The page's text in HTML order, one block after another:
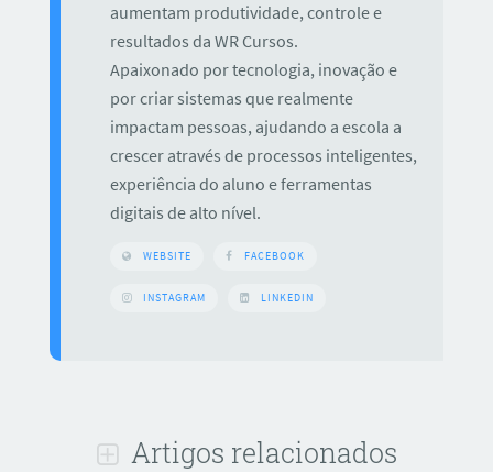
aumentam produtividade, controle e
resultados da WR Cursos.
Apaixonado por tecnologia, inovação e
por criar sistemas que realmente
impactam pessoas, ajudando a escola a
crescer através de processos inteligentes,
experiência do aluno e ferramentas
digitais de alto nível.
WEBSITE FACEBOOK
INSTAGRAM LINKEDIN
Artigos relacionados